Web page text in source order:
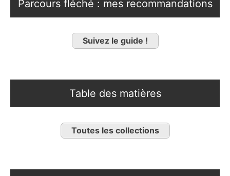
Parcours fléché : mes recommandations
Suivez le guide !
Table des matières
Toutes les collections